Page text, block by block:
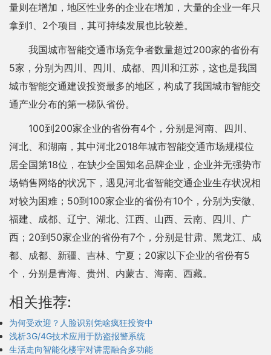
量则在增加，地区性业务的企业在增加，大量的企业一年只
拿到1、2个项目，其可持续发展也比较差。
我国城市智能交通市场竞争者数量超过200家的省份有
5家，分别为四川、四川、成都、四川和江苏，这也是我国
城市智能交通建设投资最多的地区，构成了我国城市智能交
通产业分布的第一梯队省份。
100到200家企业的省份有4个，分别是河南、四川、
河北、和湖南，其中河北2018年城市智能交通市场规模位
居全国第18位，在缺少全国知名品牌企业，企业并无强势市
场销售网络的状况下，遇见河北省智能交通企业生存状况相
对较为困难；50到100家企业的省份有10个，分别为安徽、
福建、成都、辽宁、湖北、江西、山西、云南、四川、广
西；20到50家企业的省份有7个，分别是甘肃、黑龙江、成
都、成都、新疆、吉林、宁夏；20家以下企业的省份有5
个，分别是青海、贵州、内蒙古、海南、西藏。
相关推荐:
为何受欢迎？人脸识别凭啥疯狂投资中
浅析3G/4G技术应用于防盗报警系统
生活走向智能化楼宇对讲需融合多功能